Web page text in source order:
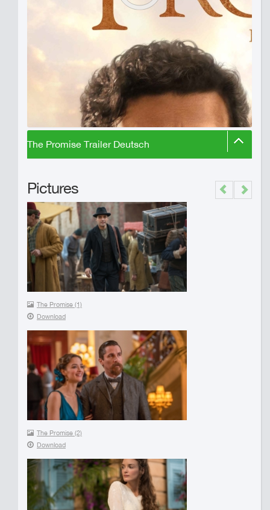
The Promise Trailer Deutsch
Pictures
The Promise (1)
Download
The Promise (2)
Download
Previous
Next